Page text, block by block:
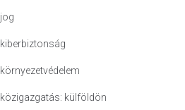
jog
kiberbiztonság
környezetvédelem
közigazgatás: külföldön